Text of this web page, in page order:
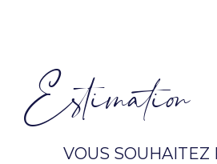
Estimation
VOUS SOUHAITEZ